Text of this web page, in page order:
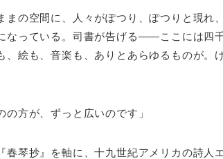
まの空間に、人々がぽつり、ぽつりと現れ
なっている。司書が告げる——ここには四
、絵も、音楽も、ありとあらゆるものが。
の方が、ずっと広いのです」
春琴抄』を軸に、十九世紀アメリカの詩人